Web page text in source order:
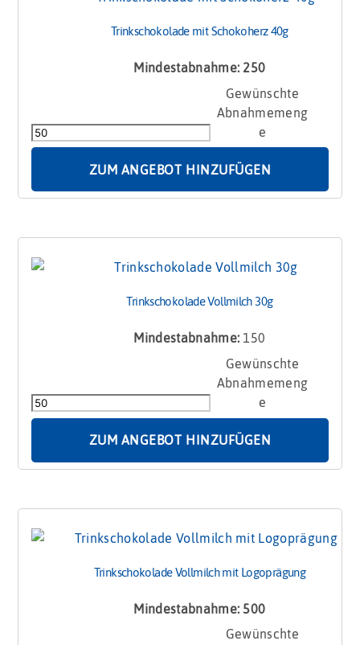
Trinkschokolade mit Schokoherz 40g
Mindestabnahme: 250
Schokoherz
40g
ZUM ANGEBOT HINZUFÜGEN
Trinkschokolade Vollmilch 30g
Mindestabnahme: 150
30g
Menge
ZUM ANGEBOT HINZUFÜGEN
Trinkschokolade Vollmilch mit Logoprägung
Mindestabnahme: 500